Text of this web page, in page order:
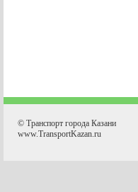
© Транспорт города Казани
www.TransportKazan.ru